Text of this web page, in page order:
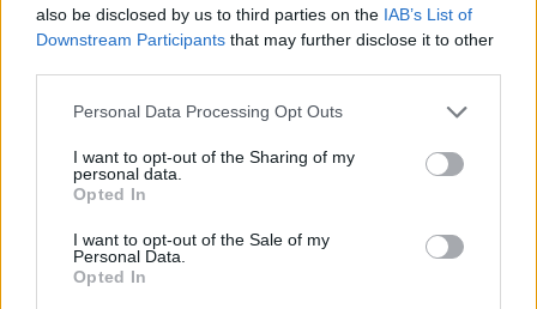
also be disclosed by us to third parties on the IAB’s List of
Downstream Participants that may further disclose it to other
Please note that this website/app uses one or more Google
not limited to your visit or usage behaviour. You may click to
grant or deny consent to Google and its third-party tags to
use your data for below specified purposes in below Google
consent section.
Personal Data Processing Opt Outs
I want to opt-out of the Sharing of my
personal data.
Opted In
I want to opt-out of the Sale of my
Personal Data.
Opted In